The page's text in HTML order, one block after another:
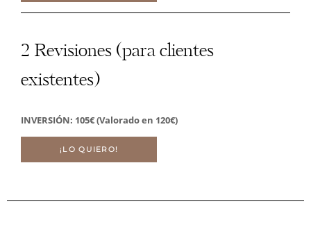
2 Revisiones (para clientes
existentes)
INVERSIÓN: 105€ (Valorado en 120€)
¡LO QUIERO!